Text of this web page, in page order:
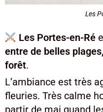
Les
Les Portes-en-Ré
entre de belles
forêt.
L’ambiance est très
fleuries. Très calme